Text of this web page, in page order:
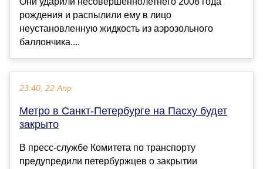
рождения и распылили ему в лицо
неустановленную жидкость из аэрозольного
баллончика....
23:40, 22 Апр
Метро в Санкт-Петербурге на Пасху будет
закрыто
В пресс-службе Комитета по транспорту
предупредили петербуржцев о закрытии